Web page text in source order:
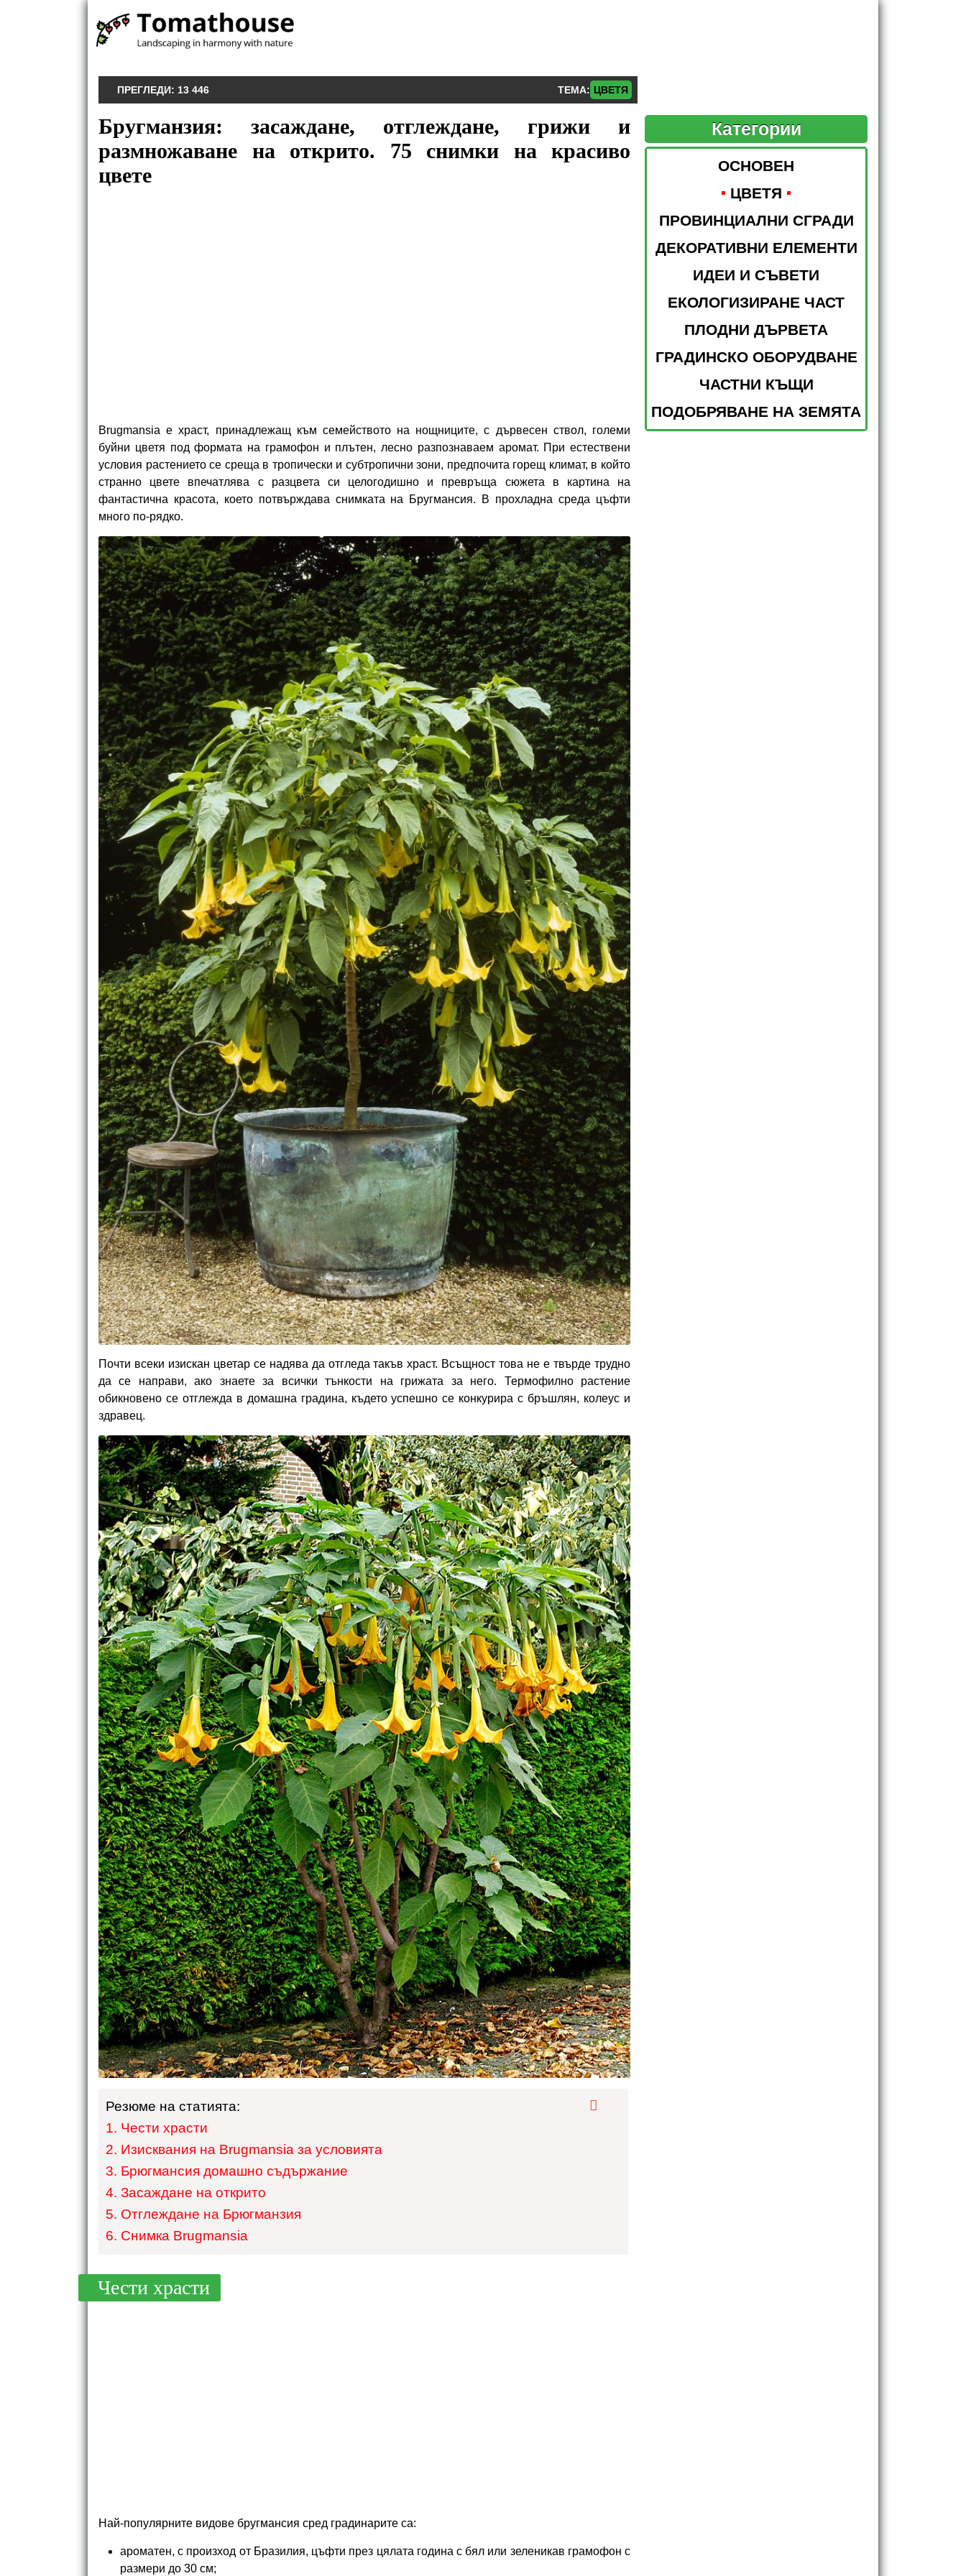
ПРЕГЛЕДИ: 13 446 ТЕМА: ЦВЕТЯ
Бругманзия: засаждане, отглеждане, грижи и
размножаване на открито. 75 снимки на красиво
цвете
Brugmansia е храст, принадлежащ към семейството на нощниците, с дървесен ствол, големи
буйни цветя под формата на грамофон и плътен, лесно разпознаваем аромат. При естествени
условия растението се среща в тропически и субтропични зони, предпочита горещ климат, в който
странно цвете впечатлява с разцвета си целогодишно и превръща сюжета в картина на
фантастична красота, което потвърждава снимката на Бругмансия. В прохладна среда цъфти
много по-рядко.
Почти всеки изискан цветар се надява да отгледа такъв храст. Всъщност това не е твърде трудно
да се направи, ако знаете за всички тънкости на грижата за него. Термофилно растение
обикновено се отглежда в домашна градина, където успешно се конкурира с бръшлян, колеус и
здравец.
Резюме на статията:
Чести храсти
Изисквания на Brugmansia за условията
Брюгмансия домашно съдържание
Засаждане на открито
Отглеждане на Брюгманзия
Снимка Brugmansia
Чести храсти
Най-популярните видове бругмансия сред градинарите са:
ароматен, с произход от Бразилия, цъфти през цялата година с бял или зеленикав грамофон с
размери до 30 см;
Категории
ОСНОВЕН
ЦВЕТЯ
ПРОВИНЦИАЛНИ СГРАДИ
ДЕКОРАТИВНИ ЕЛЕМЕНТИ
ИДЕИ И СЪВЕТИ
ЕКОЛОГИЗИРАНЕ ЧАСТ
ПЛОДНИ ДЪРВЕТА
ГРАДИНСКО ОБОРУДВАНЕ
ЧАСТНИ КЪЩИ
ПОДОБРЯВАНЕ НА ЗЕМЯТА